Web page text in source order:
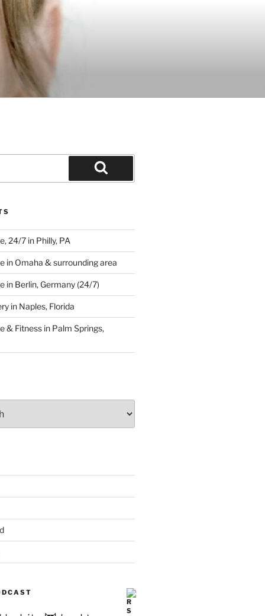
Search
24/7 in Philly, PA
in Omaha & surrounding area
in Berlin, Germany (24/7)
in Naples, Florida
& Fitness in Palm Springs,